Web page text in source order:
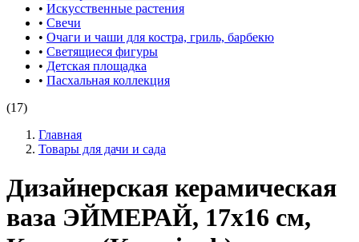
• Искусственные растения
• Свечи
• Очаги и чаши для костра, гриль, барбекю
• Светящиеся фигуры
• Детская площадка
• Пасхальная коллекция
(17)
Главная
Товары для дачи и сада
Дизайнерская керамическая
ваза ЭЙМЕРАЙ, 17х16 см,